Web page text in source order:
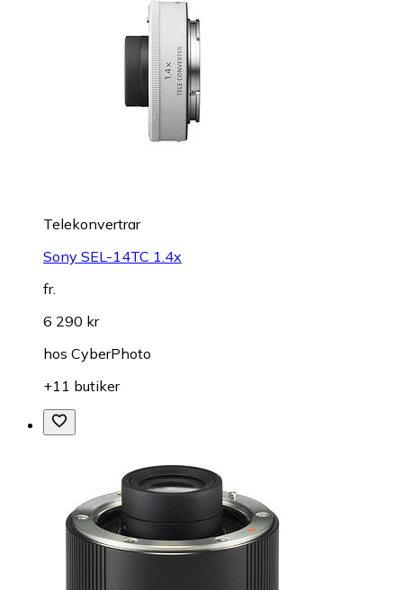
Telekonvertrar
Sony SEL-14TC 1.4x
fr.
6 290 kr
hos CyberPhoto
+11 butiker